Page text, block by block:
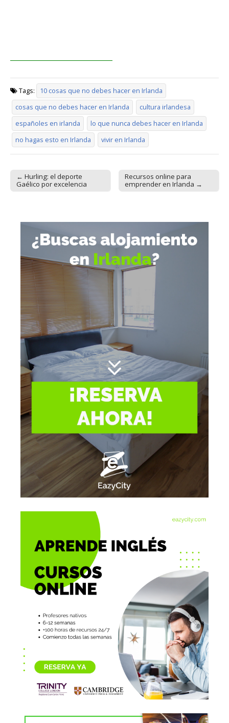
Tags:
10 cosas que no debes hacer en Irlanda
cosas que no debes hacer en Irlanda
cultura irlandesa
españoles en irlanda
lo que nunca debes hacer en Irlanda
no hagas esto en Irlanda
vivir en Irlanda
Post navigation
← Hurling: el deporte
Gaélico por excelencia
Recursos online para
emprender en Irlanda →